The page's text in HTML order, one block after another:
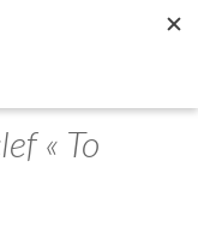
« To